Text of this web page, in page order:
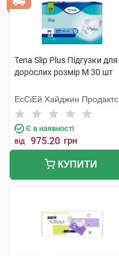
Tena Slip Plus Підгузки для
дорослих розмір M 30 шт
ЕсСіЕй Хайджин Продактс
Хугезанд
Є в наявності
від 975.20 грн
КУПИТИ